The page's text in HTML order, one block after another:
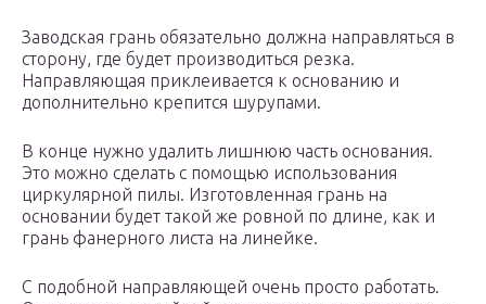
Заводская грань обязательно должна направляться в
сторону, где будет производиться резка.
Направляющая приклеивается к основанию и
дополнительно крепится шурупами.
В конце нужно удалить лишнюю часть основания.
Это можно сделать с помощью использования
циркулярной пилы. Изготовленная грань на
основании будет такой же ровной по длине, как и
грань фанерного листа на линейке.
С подобной направляющей очень просто работать.